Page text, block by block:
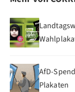
AfD-
Plakaten